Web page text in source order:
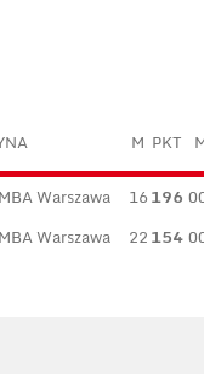
M PKT
Warszawa 16196
Warszawa 22154